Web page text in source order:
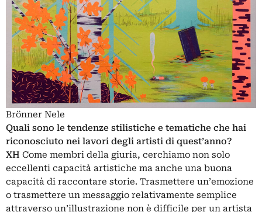
Brönner Nele
Quali sono le tendenze stilistiche e tematiche che hai
riconosciuto nei lavori degli artisti di quest’anno?
XH Come membri della giuria, cerchiamo non solo
eccellenti capacità artistiche ma anche una buona
capacità di raccontare storie. Trasmettere un’emozione
o trasmettere un messaggio relativamente semplice
attraverso un’illustrazione non è difficile per un artista